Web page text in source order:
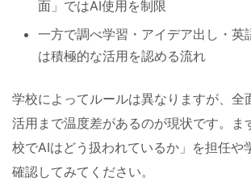
面」ではAI使用を制限
一方で調べ学習・アイデア出し・英
は積極的な活用を認める流れ
学校によってルールは異なりますが、全
活用まで温度差があるのが現状です。ま
校でAIはどう扱われているか」を担任や
確認してみてください。